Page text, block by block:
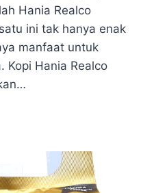
Hania Realco
ini tak hanya enak
manfaat untuk
Kopi Hania Realco